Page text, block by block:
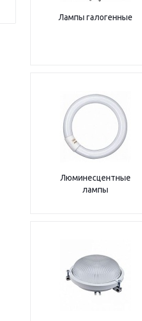
Лампы галогенные
Люминесцентные
лампы